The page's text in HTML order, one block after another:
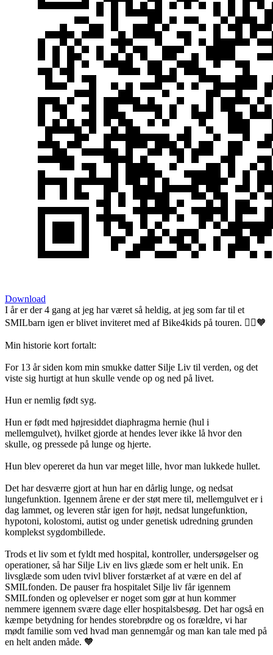
Download
I år er der 4 gang at jeg har været så heldig, at jeg som far til et
SMILbarn igen er blivet inviteret med af Bike4kids på touren. 🚴‍♂️🧡
Min historie kort fortalt:
For 13 år siden kom min smukke datter Silje Liv til verden, og det
viste sig hurtigt at hun skulle vende op og ned på livet.
Hun er nemlig født syg.
Hun er født med højresiddet diaphragma hernie (hul i
mellemgulvet), hvilket gjorde at hendes lever ikke lå hvor den
skulle, og pressede på lunge og hjerte.
Hun blev opereret da hun var meget lille, hvor man lukkede hullet.
Det har desværre gjort at hun har en dårlig lunge, og nedsat
lungefunktion. Igennem årene er der støt mere til, mellemgulvet er i
dag lammet, og leveren står igen for højt, nedsat lungefunktion,
hypotoni, kolostomi, autist og under genetisk udredning grunden
komplekst sygdombillede.
Trods et liv som et fyldt med hospital, kontroller, undersøgelser og
operationer, så har Silje Liv en livs glæde som er helt unik. En
livsglæde som uden tvivl bliver forstærket af at være en del af
SMILfonden. De pauser fra hospitalet Silje liv får igennem
SMILfonden og oplevelser er noget som gør at hun kommer
nemmere igennem svære dage eller hospitalsbesøg. Det har også en
kæmpe betydning for hendes storebrødre og os forældre, vi har
mødt familie som ved hvad man gennemgår og man kan tale med på
en helt anden måde. 🧡